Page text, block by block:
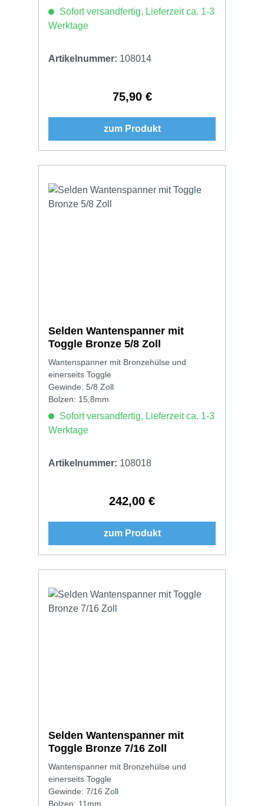
Sofort versandfertig, Lieferzeit ca. 1-3
Werktage
Artikelnummer: 108014
Regulärer Preis:
75,90 €
zum Produkt
Selden Wantenspanner mit
Toggle Bronze 5/8 Zoll
Wantenspanner mit Bronzehülse und
einerseits Toggle
Gewinde: 5/8 Zoll
Bolzen: 15,8mm
Sofort versandfertig, Lieferzeit ca. 1-3
Werktage
Artikelnummer: 108018
Regulärer Preis:
242,00 €
zum Produkt
Selden Wantenspanner mit
Toggle Bronze 7/16 Zoll
Wantenspanner mit Bronzehülse und
einerseits Toggle
Gewinde: 7/16 Zoll
Bolzen: 11mm